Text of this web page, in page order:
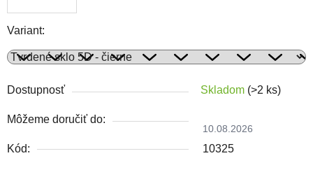
Variant:
Dostupnosť Skladom (>2 ks)
Môžeme doručiť do:
10.08.2026
Kód: 10325